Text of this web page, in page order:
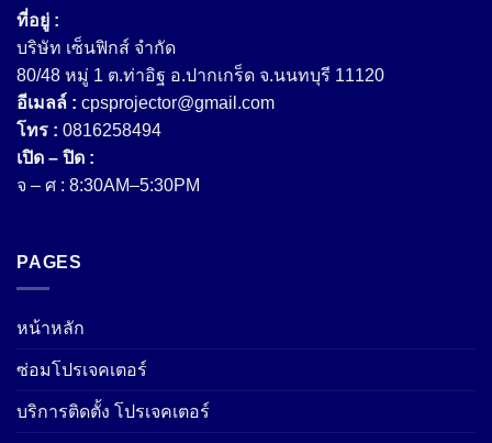
ที่อยู่ :
บริษัท เซ็นฟิกส์ จํากัด
80/48 หมู่ 1 ต.ท่าอิฐ อ.ปากเกร็ด จ.นนทบุรี 11120
อีเมลล์ : cpsprojector@gmail.com
โทร : 0816258494
เปิด – ปิด :
จ – ศ : 8:30AM–5:30PM
PAGES
หน้าหลัก
ซ่อมโปรเจคเตอร์
บริการติดตั้ง โปรเจคเตอร์